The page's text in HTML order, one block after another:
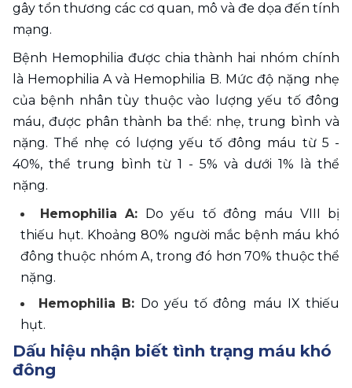
gây tổn thương các cơ quan, mô và đe dọa đến tính
mạng.
Bệnh Hemophilia được chia thành hai nhóm chính
là Hemophilia A và Hemophilia B. Mức độ nặng nhẹ
của bệnh nhân tùy thuộc vào lượng yếu tố đông
máu, được phân thành ba thể: nhẹ, trung bình và
nặng. Thể nhẹ có lượng yếu tố đông máu từ 5 -
40%, thể trung bình từ 1 - 5% và dưới 1% là thể
nặng.
Hemophilia A: Do yếu tố đông máu VIII bị
thiếu hụt. Khoảng 80% người mắc bệnh máu khó
đông thuộc nhóm A, trong đó hơn 70% thuộc thể
nặng.
Hemophilia B: Do yếu tố đông máu IX thiếu
hụt.
Dấu hiệu nhận biết tình trạng máu khó
đông